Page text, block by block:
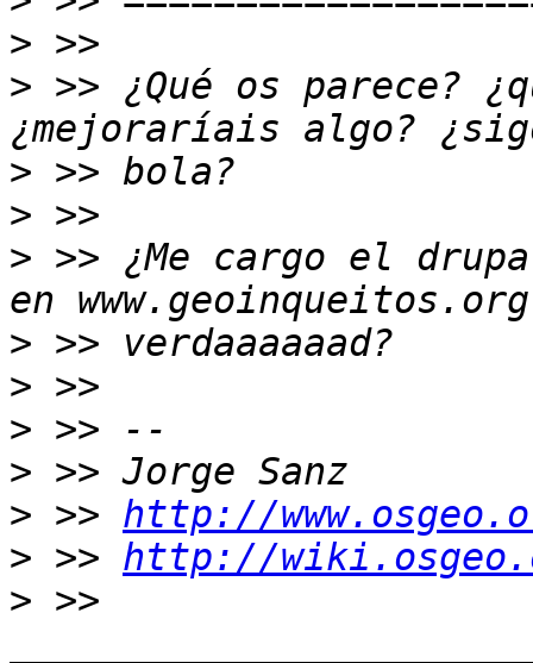
>
> >> ¿Qué os parece?
>
>
> >> ¿Me cargo el
>
>
>
>
> >> http://
> >> http://
> >>